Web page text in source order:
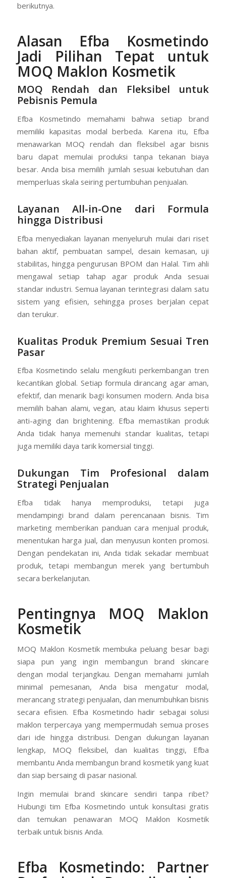
berikutnya.
Alasan Efba Kosmetindo
Jadi Pilihan Tepat untuk
MOQ Maklon Kosmetik
MOQ Rendah dan Fleksibel untuk
Pebisnis Pemula
Efba Kosmetindo memahami bahwa setiap brand
memiliki kapasitas modal berbeda. Karena itu, Efba
menawarkan MOQ rendah dan fleksibel agar bisnis
baru dapat memulai produksi tanpa tekanan biaya
besar. Anda bisa memilih jumlah sesuai kebutuhan dan
memperluas skala seiring pertumbuhan penjualan.
Layanan All-in-One dari Formula
hingga Distribusi
Efba menyediakan layanan menyeluruh mulai dari riset
bahan aktif, pembuatan sampel, desain kemasan, uji
stabilitas, hingga pengurusan BPOM dan Halal. Tim ahli
mengawal setiap tahap agar produk Anda sesuai
standar industri. Semua layanan terintegrasi dalam satu
sistem yang efisien, sehingga proses berjalan cepat
dan terukur.
Kualitas Produk Premium Sesuai Tren
Pasar
Efba Kosmetindo selalu mengikuti perkembangan tren
kecantikan global. Setiap formula dirancang agar aman,
efektif, dan menarik bagi konsumen modern. Anda bisa
memilih bahan alami, vegan, atau klaim khusus seperti
anti-aging dan brightening. Efba memastikan produk
Anda tidak hanya memenuhi standar kualitas, tetapi
juga memiliki daya tarik komersial tinggi.
Dukungan Tim Profesional dalam
Strategi Penjualan
Efba tidak hanya memproduksi, tetapi juga
mendampingi brand dalam perencanaan bisnis. Tim
marketing memberikan panduan cara menjual produk,
menentukan harga jual, dan menyusun konten promosi.
Dengan pendekatan ini, Anda tidak sekadar membuat
produk, tetapi membangun merek yang bertumbuh
secara berkelanjutan.
Pentingnya MOQ Maklon
Kosmetik
MOQ Maklon Kosmetik membuka peluang besar bagi
siapa pun yang ingin membangun brand skincare
dengan modal terjangkau. Dengan memahami jumlah
minimal pemesanan, Anda bisa mengatur modal,
merancang strategi penjualan, dan menumbuhkan bisnis
secara efisien. Efba Kosmetindo hadir sebagai solusi
maklon terpercaya yang mempermudah semua proses
dari ide hingga distribusi. Dengan dukungan layanan
lengkap, MOQ fleksibel, dan kualitas tinggi, Efba
membantu Anda membangun brand kosmetik yang kuat
dan siap bersaing di pasar nasional.
Ingin memulai brand skincare sendiri tanpa ribet?
Hubungi tim Efba Kosmetindo untuk konsultasi gratis
dan temukan penawaran MOQ Maklon Kosmetik
terbaik untuk bisnis Anda.
Efba Kosmetindo: Partner